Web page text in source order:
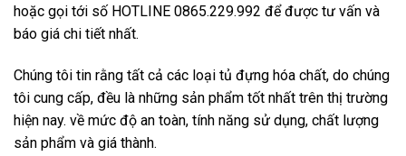
hoặc gọi tới số HOTLINE 0865.229.992 để được tư vấn và
báo giá chi tiết nhất.
Chúng tôi tin rằng tất cả các loại tủ đựng hóa chất, do chúng
tôi cung cấp, đều là những sản phẩm tốt nhất trên thị trường
hiện nay. về mức độ an toàn, tính năng sử dụng, chất lượng
sản phẩm và giá thành.